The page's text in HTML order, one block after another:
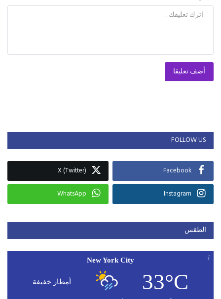
أضف تعليقا
FOLLOW US
Facebook
X (Twitter)
Instagram
WhatsApp
الطقس
New York City
33°C أمطار خفيفة